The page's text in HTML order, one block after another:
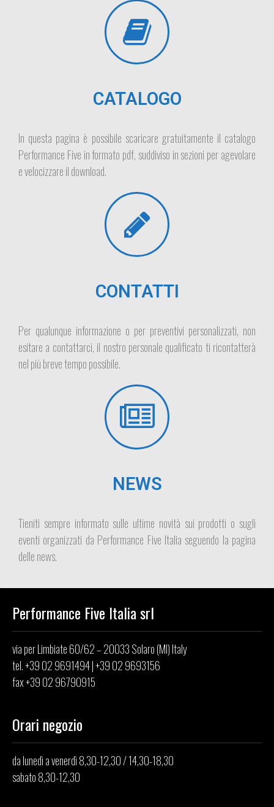
CATALOGO
In questa pagina è possibile scaricare gratuitamente il catalogo
Performance Five in formato pdf, suddiviso in sezioni per agevolare
e velocizzare il download.
CONTATTI
Per qualunque informazione o per preventivi personalizzati, non
esitare a contattarci, il nostro personale qualificato ti ricontatterà
nel più breve tempo possibile.
NEWS
Tieniti sempre informato sulle ultime novità sui prodotti o sugli
eventi organizzati da Performance Five Italia seguendo la pagina
delle news.
Performance Five Italia srl
via per Limbiate 60/62 – 20033 Solaro (MI) Italy
tel.+39 02 9691494|+39 02 9693156
fax +39 02 96790915
Orari negozio
da lunedì a venerdì 8,30-12,30 / 14,30-18,30
sabato 8,30-12,30